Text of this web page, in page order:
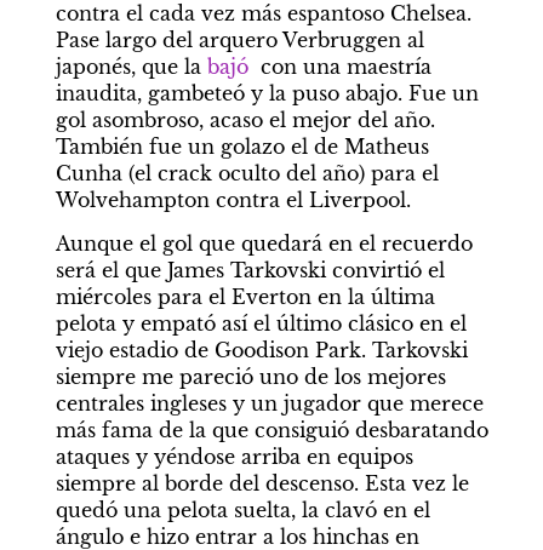
contra el cada vez más espantoso Chelsea.
Pase largo del arquero Verbruggen al
japonés, que la bajó
  con una maestría
inaudita, gambeteó y la puso abajo. Fue un
gol asombroso, acaso el mejor del año.
También fue un golazo el de Matheus
Cunha (el crack oculto del año) para el
Wolvehampton contra el Liverpool.
Aunque el gol que quedará en el recuerdo
será el que James Tarkovski convirtió el
miércoles para el Everton en la última
pelota y empató así el último clásico en el
viejo estadio de Goodison Park. Tarkovski
siempre me pareció uno de los mejores
centrales ingleses y un jugador que merece
más fama de la que consiguió desbaratando
ataques y yéndose arriba en equipos
siempre al borde del descenso. Esta vez le
quedó una pelota suelta, la clavó en el
ángulo e hizo entrar a los hinchas en